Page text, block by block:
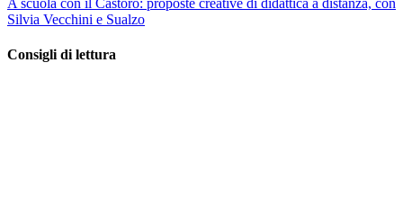
A scuola con il Castoro: proposte creative di didattica a distanza, con
Silvia Vecchini e Sualzo
Consigli di lettura